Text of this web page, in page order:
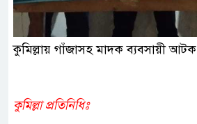
কুমিল্লায় গাঁজাসহ মাদক ব্যবসায়ী আটক
কুমিল্লা প্রতিনিধিঃ